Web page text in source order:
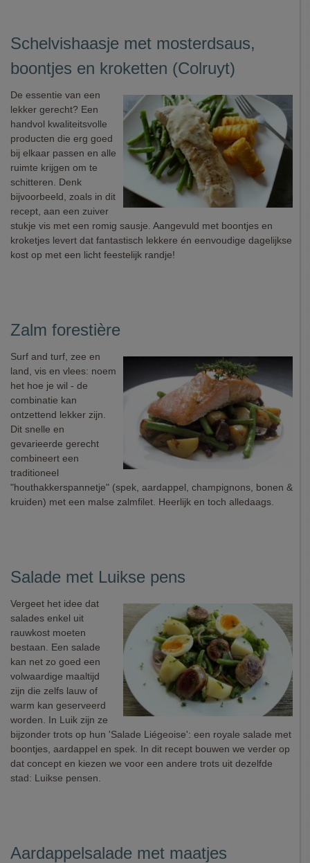
Schelvishaasje met mosterdsaus,
boontjes en kroketten (Colruyt)
De essentie van een
lekker gerecht? Een
handvol kwaliteitsvolle
producten die erg goed
bij elkaar passen en alle
ruimte krijgen om te
schitteren. Denk
bijvoorbeeld, zoals in dit
recept, aan een zuiver
stukje vis met een romig sausje. Aangevuld met boontjes en
kroketjes levert dat fantastisch lekkere én eenvoudige dagelijkse
kost op met een licht feestelijk randje!
Zalm forestière
Surf and turf, zee en
land, vis en vlees: noem
het hoe je wil - de
combinatie kan
ontzettend lekker zijn.
Dit snelle en
gevarieerde gerecht
combineert een
traditioneel
"houthakkerspannetje" (spek, aardappel, champignons, bonen &
kruiden) met een malse zalmfilet. Heerlijk en toch alledaags.
Salade met Luikse pens
Vergeet het idee dat
salades enkel uit
rauwkost moeten
bestaan. Een salade
kan net zo goed een
volwaardige maaltijd
zijn die zelfs lauw of
warm kan geserveerd
worden. In Luik zijn ze
bijzonder trots op hun 'Salade Liégeoise': een royale salade met
boontjes, aardappel en spek. In dit recept bouwen we verder op
dat concept en kiezen we voor een andere trots uit dezelfde
stad: Luikse pensen.
Aardappelsalade met maatjes